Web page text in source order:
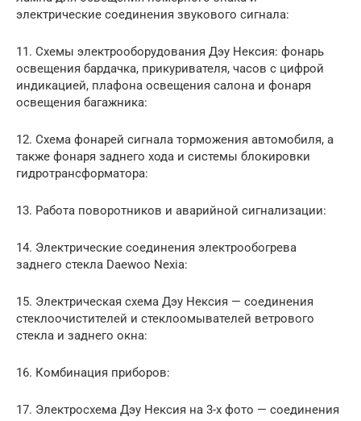
электрические соединения звукового сигнала:
11. Схемы электрооборудования Дэу Нексия: фонарь
освещения бардачка, прикуривателя, часов с цифрой
индикацией, плафона освещения салона и фонаря
освещения багажника:
12. Схема фонарей сигнала торможения автомобиля, а
также фонаря заднего хода и системы блокировки
гидротрансформатора:
13. Работа поворотников и аварийной сигнализации:
14. Электрические соединения электрообогрева
заднего стекла Daewoo Nexia:
15. Электрическая схема Дэу Нексия — соединения
стеклоочистителей и стеклоомывателей ветрового
стекла и заднего окна:
16. Комбинация приборов:
17. Электросхема Дэу Нексия на 3-х фото — соединения